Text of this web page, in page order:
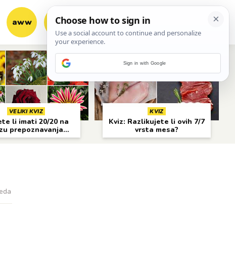
aww vrh! woot?!
VELIKI KVIZ
li imati 20/20 na
prepoznavanja
cvijeća?
KVIZ
Kviz: Razlikujete li ovih 7/7
vrsta mesa?
Sign in with Google